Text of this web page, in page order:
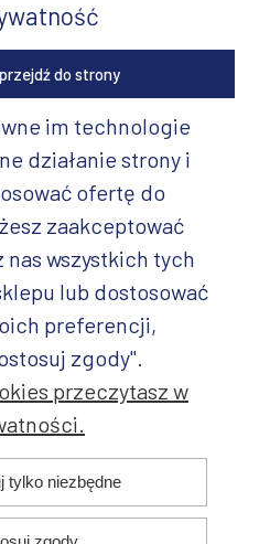
CD.
do strony
im technologie
działanie strony i
ofertę do
zaakceptować
wszystkich tych
lub dostosować
preferencji,
zgody".
przeczytasz w
tylko niezbędne